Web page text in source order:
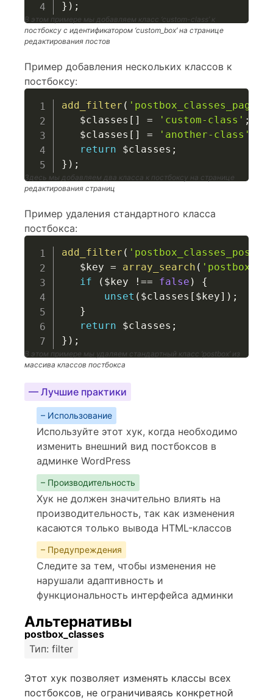
} ) ;
В этом примере мы добавляем класс ‘custom-class’ к
постбоксу с идентификатором ‘custom_box’ на странице
редактирования постов
Пример добавления нескольких классов к
постбоксу:
add_filter (
$classes [ ] = 'custom-class' ;
$classes [ ] = 'another-class'
return
$classes ;
} ) ;
Здесь мы добавляем два класса к постбоксу на странице
редактирования страниц
Пример удаления стандартного класса
постбокса:
add_filter (
$key = array_search ( 'postbox'
if
( $key !== false )
{
unset ( $classes [ $key] ) ;
}
return
$classes ;
} ) ;
В этом примере мы удаляем стандартный класс ‘postbox’ из
массива классов постбокса
— Лучшие практики
– Использование
Используйте этот хук, когда необходимо
изменить внешний вид постбоксов в
админке WordPress
– Производительность
Хук не должен значительно влиять на
производительность, так как изменения
касаются только вывода HTML-классов
– Предупреждения
Следите за тем, чтобы изменения не
нарушали адаптивность и
функциональность интерфейса админки
Альтернативы
postbox_classes
Тип: filter
Этот хук позволяет изменять классы всех
постбоксов, не ограничиваясь конкретной